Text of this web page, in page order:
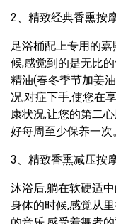
2、精致经典香熏按
足浴桶配上专用的
候,感觉到的是无比
精油(春冬季节加姜
况,对症下手,使您在
康状况,让您的第二
好每周至少保养一次
3、精致香熏减压按
沐浴后,躺在软硬适
身体的时候,感觉从